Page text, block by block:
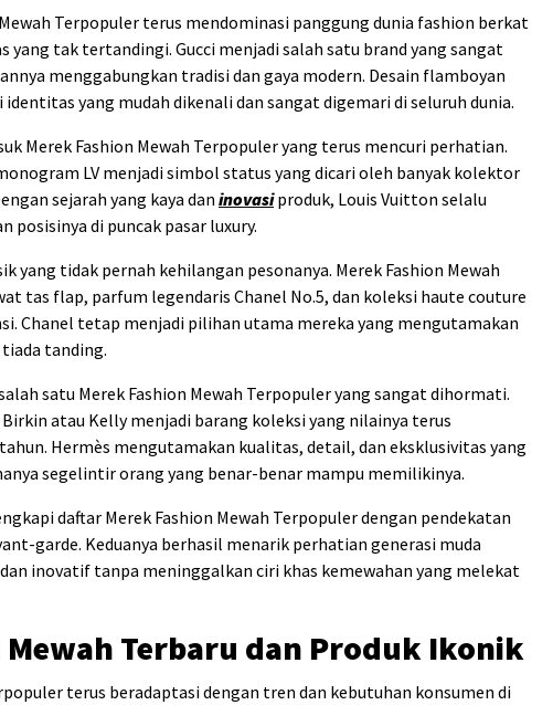
Terpopuler terus mendominasi panggung dunia fashion berkat
yang tak tertandingi. Gucci menjadi salah satu brand yang sangat
menggabungkan tradisi dan gaya modern. Desain flamboyan
yang mudah dikenali dan sangat digemari di seluruh dunia.
Merek Fashion Mewah Terpopuler yang terus mencuri perhatian.
LV menjadi simbol status yang dicari oleh banyak kolektor
sejarah yang kaya dan inovasiproduk, Louis Vuitton selalu
posisinya di puncak pasar luxury.
yang tidak pernah kehilangan pesonanya. Merek Fashion Mewah
tas flap, parfum legendaris Chanel No.5, dan koleksi haute couture
Chanel tetap menjadi pilihan utama mereka yang mengutamakan
tanding.
satu Merek Fashion Mewah Terpopuler yang sangat dihormati.
atau Kelly menjadi barang koleksi yang nilainya terus
Hermès mengutamakan kualitas, detail, dan eksklusivitas yang
segelintir orang yang benar-benar mampu memilikinya.
daftar Merek Fashion Mewah Terpopuler dengan pendekatan
garde. Keduanya berhasil menarik perhatian generasi muda
inovatif tanpa meninggalkan ciri khas kemewahan yang melekat
Mewah Terbaru dan Produk Ikonik
terus beradaptasi dengan tren dan kebutuhan konsumen di